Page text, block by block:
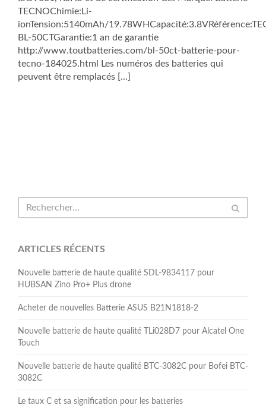
TECNOChimie:Li-
ionTension:5140mAh/
BL-50CTGarantie:1 an de garantie
http://www.toutbatteries.com/bl-50ct-batterie-pour-
tecno-184025.html Les numéros des batteries qui
peuvent être remplacés […]
ARTICLES RÉCENTS
Nouvelle batterie de haute qualité SDL-9834117 pour
HUBSAN Zino Pro+ Plus drone
Acheter de nouvelles Batterie ASUS B21N1818-2
Nouvelle batterie de haute qualité TLi028D7 pour Alcatel One
Touch
Nouvelle batterie de haute qualité BTC-3082C pour Bofei BTC-
3082C
Le taux C et sa signification pour les batteries